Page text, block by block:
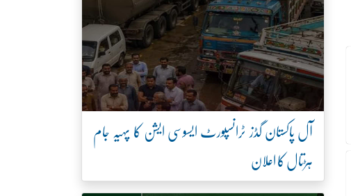
آل پاکستان گڈز ٹرانسپورٹ ایسوسی ایشن کا پہیہ جام
ہڑتال کا اعلان